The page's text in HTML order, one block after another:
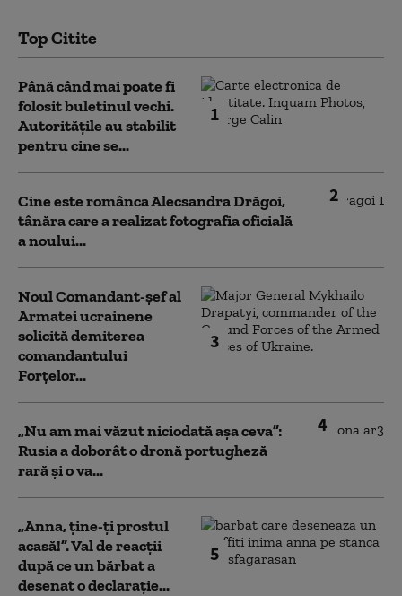
Top Citite
1
Până când mai poate fi
folosit buletinul vechi.
Autoritățile au stabilit
pentru cine se...
2
Cine este românca Alecsandra Drăgoi,
tânăra care a realizat fotografia oficială
a noului...
3
Noul Comandant-șef al
Armatei ucrainene
solicită demiterea
comandantului
Forțelor...
4
„Nu am mai văzut niciodată așa ceva”:
Rusia a doborât o dronă portugheză
rară și o va...
5
„Anna, ţine-ţi prostul
acasă!”. Val de reacții
după ce un bărbat a
desenat o declarație...